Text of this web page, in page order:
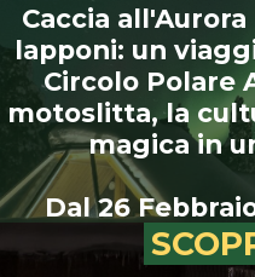
Caccia
lapponi: un
Circolo Polare
motoslitta, la
magica in
Dal 26